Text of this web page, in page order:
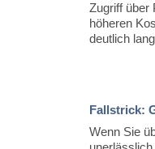
Zugriff über
höheren
deutlich
Fallstrick:
Wenn Sie